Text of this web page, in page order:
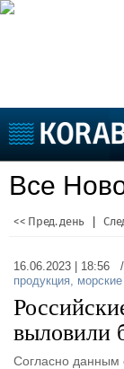
Судоходство
Судоремонт
Пресс-релизы
Рыболовство
ВМФ
Образование
Яхты и катера
Судостроение
Все
<< Пред. день
16.06.2023 | 18:56
продукция,
выловили
Согласно данным